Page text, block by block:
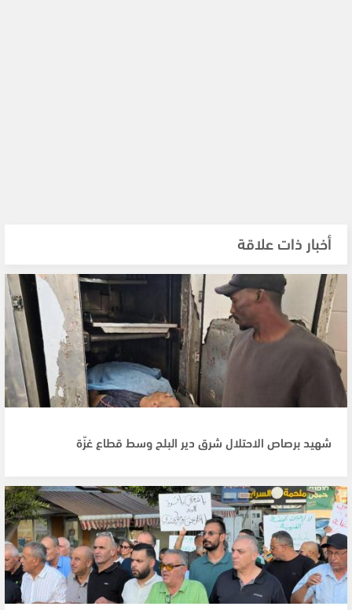
أخبار ذات علاقة
شهيد برصاص الاحتلال شرق دير البلح وسط قطاع غزّة